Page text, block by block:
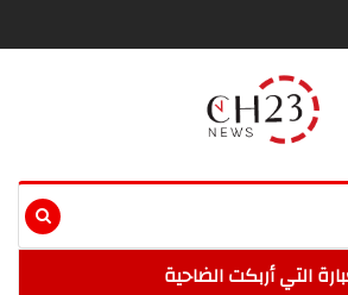
التي أربكت الضاحية